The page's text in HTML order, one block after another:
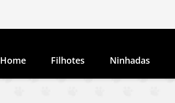
Home Filhotes Ninhadas